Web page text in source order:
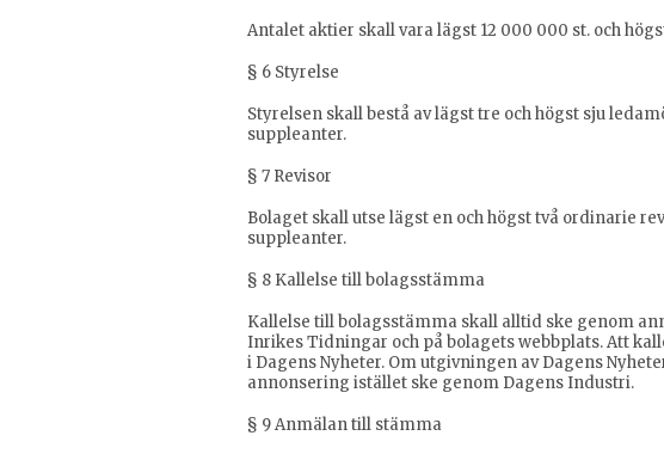
Antalet aktier skall vara lägst 12 000 000 st. och
§ 6 Styrelse
Styrelsen skall bestå av lägst tre och högst sju
suppleanter.
§ 7 Revisor
Bolaget skall utse lägst en och högst två ordinarie
suppleanter.
§ 8 Kallelse till bolagsstämma
Kallelse till bolagsstämma skall alltid ske genom
Inrikes Tidningar och på bolagets webbplats. Att
i Dagens Nyheter. Om utgivningen av Dagens
annonsering istället ske genom Dagens Industri.
§ 9 Anmälan till stämma